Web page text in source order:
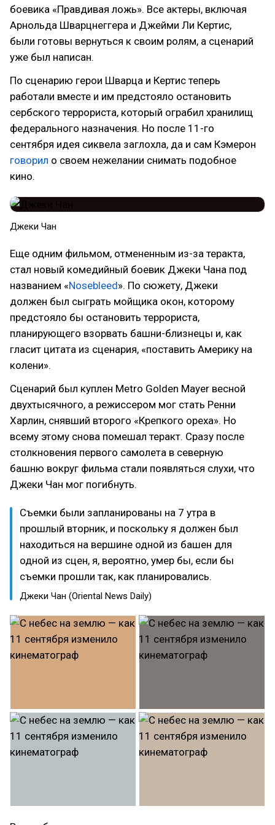
боевика «Правдивая ложь». Все актеры, включая
Арнольда Шварцнеггера и Джейми Ли Кертис,
были готовы вернуться к своим ролям, а сценарий
уже был написан.
По сценарию герои Шварца и Кертис теперь
работали вместе и им предстояло остановить
сербского террориста, который ограбил хранилищ
федерального назначения. Но после 11-го
сентября идея сиквела заглохла, да и сам Кэмерон
говорил о своем нежелании снимать подобное
кино.
Джеки Чан
Еще одним фильмом, отмененным из-за теракта,
стал новый комедийный боевик Джеки Чана под
названием «Nosebleed». По сюжету, Джеки
должен был сыграть мойщика окон, которому
предстояло бы остановить террориста,
планирующего взорвать башни-близнецы и, как
гласит цитата из сценария, «поставить Америку на
колени».
Сценарий был куплен Metro Golden Mayer весной
двухтысячного, а режиссером мог стать Ренни
Харлин, снявший второго «Крепкого ореха». Но
всему этому снова помешал теракт. Сразу после
столкновения первого самолета в северную
башню вокруг фильма стали появляться слухи, что
Джеки Чан мог погибнуть.
Съемки были запланированы на 7 утра в
прошлый вторник, и поскольку я должен был
находиться на вершине одной из башен для
одной из сцен, я, вероятно, умер бы, если бы
съемки прошли так, как планировались.
Джеки Чан (Oriental News Daily)